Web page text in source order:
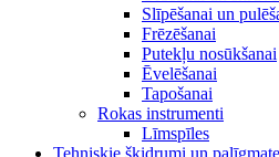
Slīpēšanai un
Frēzēšanai
Putekļu nosūkšanai
Ēvelēšanai
Tapošanai
Rokas instrumenti
Līmspīles